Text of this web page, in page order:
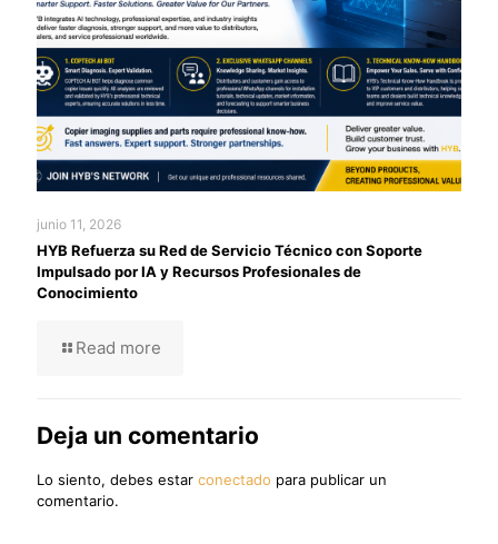
junio 11, 2026
HYB Refuerza su Red de Servicio Técnico con Soporte
Impulsado por IA y Recursos Profesionales de
Conocimiento
Read more
Deja un comentario
Lo siento, debes estar conectado para publicar un
comentario.